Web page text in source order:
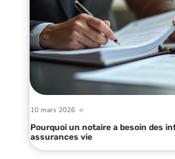
10 mars 2026
Pourquoi un notaire a besoin des
assurances vie